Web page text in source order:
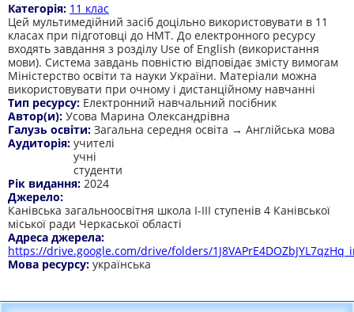
Категорія: 11 клас
Цей мультимедійний засіб доцільно використовувати в 11
класах при підготовці до НМТ. До електронного ресурсу
входять завдання з розділу Use of English (використання
мови). Система завдань повністю відповідає змісту вимогам
Міністерство освіти та науки України. Матеріали можна
використовувати при очному і дистанційному навчанні
Тип ресурсу: Електронний навчальний посібник
Автор(и): Усова Марина Олександрівна
Галузь освіти: Загальна середня освіта → Англійська мова
Аудиторія: учителі
учні
студенти
Рік видання: 2024
Джерело:
Канівська загальноосвітня школа І-ІІІ ступенів 4 Канівської
міської ради Черкаської області
Адреса джерела:
https://drive.google.com/drive/folders/
Мова ресурсу: українська